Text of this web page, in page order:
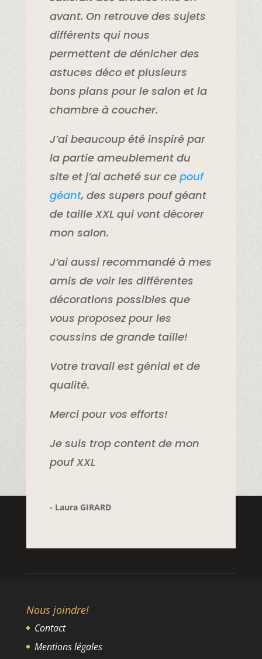
avant. On retrouve des sujets
différents qui nous
permettent de dénicher des
astuces déco et plusieurs
bons plans pour le salon et la
chambre à coucher.
J’ai beaucoup été inspiré par
la partie ameublement du
site et j’ai acheté sur ce pouf
géant, des supers pouf géant
de taille XXL qui vont décorer
mon salon.
J’ai aussi recommandé à mes
amis de voir les différentes
décorations possibles que
vous proposez pour les
coussins de grande taille!
Votre travail est génial et de
qualité.
Merci pour vos efforts!
Je suis trop content de mon
pouf XXL
- Laura GIRARD
Nous joindre!
Contact
Mentions légales